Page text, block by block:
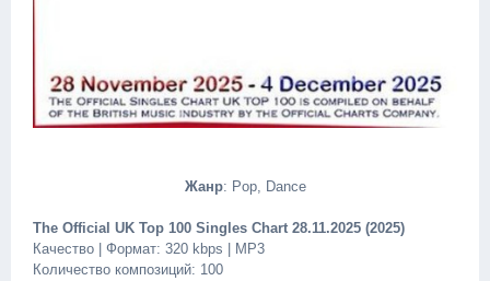
Жанр: Pop, Dance
The Official UK Top 100 Singles Chart 28.11.2025 (2025)
Качество | Формат: 320 kbps | MP3
Количество композиций: 100